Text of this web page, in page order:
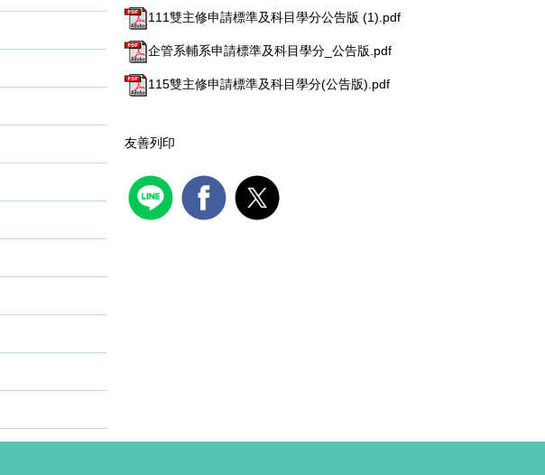
111雙主修申請標準及科目學分公告版 (1).pdf
企管系輔系申請標準及科目學分_公告版.pdf
115雙主修申請標準及科目學分(公告版).pdf
友善列印